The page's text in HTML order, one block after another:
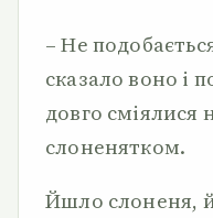
– Не
сказало воно і
довго сміялися
слоненятком.
Йшло слоненя,